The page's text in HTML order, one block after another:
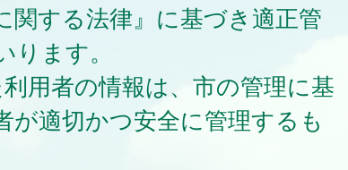
関する法律』に基づき適正管
ます。
用者の情報は、市の管理に基
が適切かつ安全に管理するも